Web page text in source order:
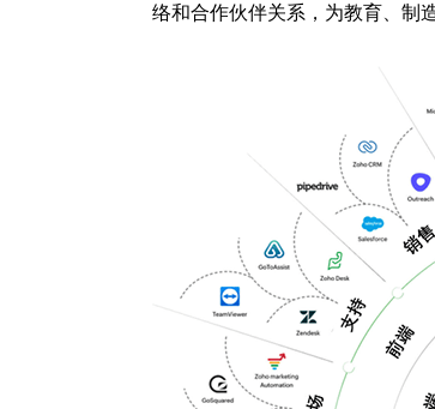
络和合作伙伴关系，为教育、制